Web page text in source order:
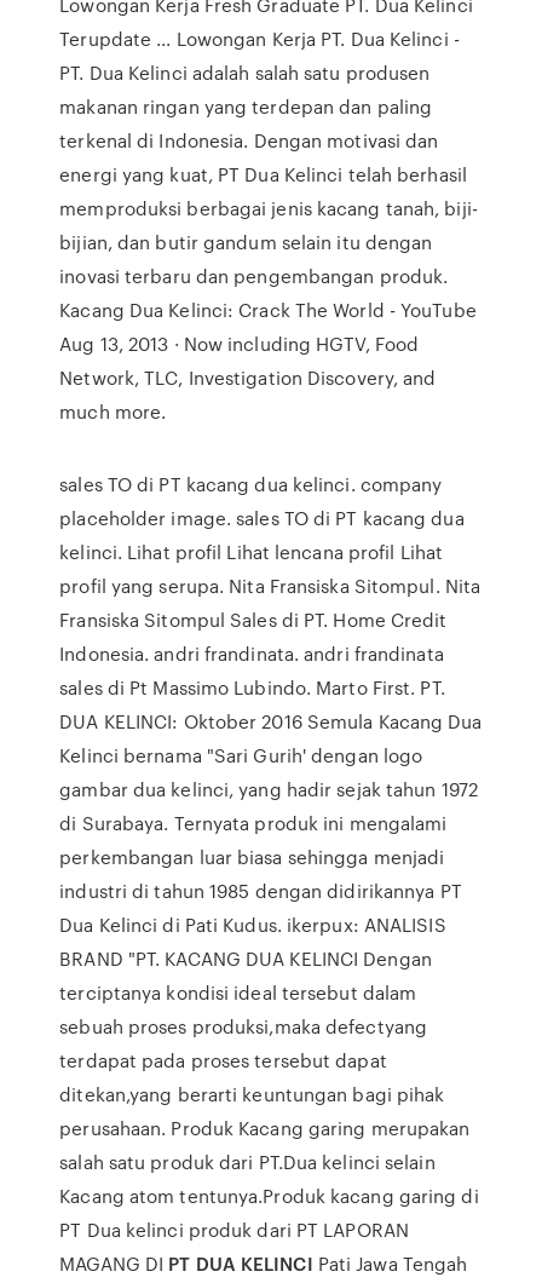
Terupdate ... Lowongan Kerja PT. Dua Kelinci -
PT. Dua Kelinci adalah salah satu produsen
makanan ringan yang terdepan dan paling
terkenal di Indonesia. Dengan motivasi dan
energi yang kuat, PT Dua Kelinci telah berhasil
memproduksi berbagai jenis kacang tanah, biji-
bijian, dan butir gandum selain itu dengan
inovasi terbaru dan pengembangan produk.
Kacang Dua Kelinci: Crack The World - YouTube
Aug 13, 2013 · Now including HGTV, Food
Network, TLC, Investigation Discovery, and
much more.
sales TO di PT kacang dua kelinci. company
placeholder image. sales TO di PT kacang dua
kelinci. Lihat profil Lihat lencana profil Lihat
profil yang serupa. Nita Fransiska Sitompul. Nita
Fransiska Sitompul Sales di PT. Home Credit
Indonesia. andri frandinata. andri frandinata
sales di Pt Massimo Lubindo. Marto First. PT.
DUA KELINCI: Oktober 2016 Semula Kacang Dua
Kelinci bernama "Sari Gurih' dengan logo
gambar dua kelinci, yang hadir sejak tahun 1972
di Surabaya. Ternyata produk ini mengalami
perkembangan luar biasa sehingga menjadi
industri di tahun 1985 dengan didirikannya PT
Dua Kelinci di Pati Kudus. ikerpux: ANALISIS
BRAND "PT. KACANG DUA KELINCI Dengan
terciptanya kondisi ideal tersebut dalam
sebuah proses produksi,maka defectyang
terdapat pada proses tersebut dapat
ditekan,yang berarti keuntungan bagi pihak
perusahaan. Produk Kacang garing merupakan
salah satu produk dari PT.Dua kelinci selain
Kacang atom tentunya.Produk kacang garing di
PT Dua kelinci produk dari PT LAPORAN
MAGANG DI PT DUA KELINCI Pati Jawa Tengah